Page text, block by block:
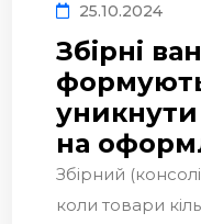
25.10.2024
Збірні
на
Збірний
коли товари